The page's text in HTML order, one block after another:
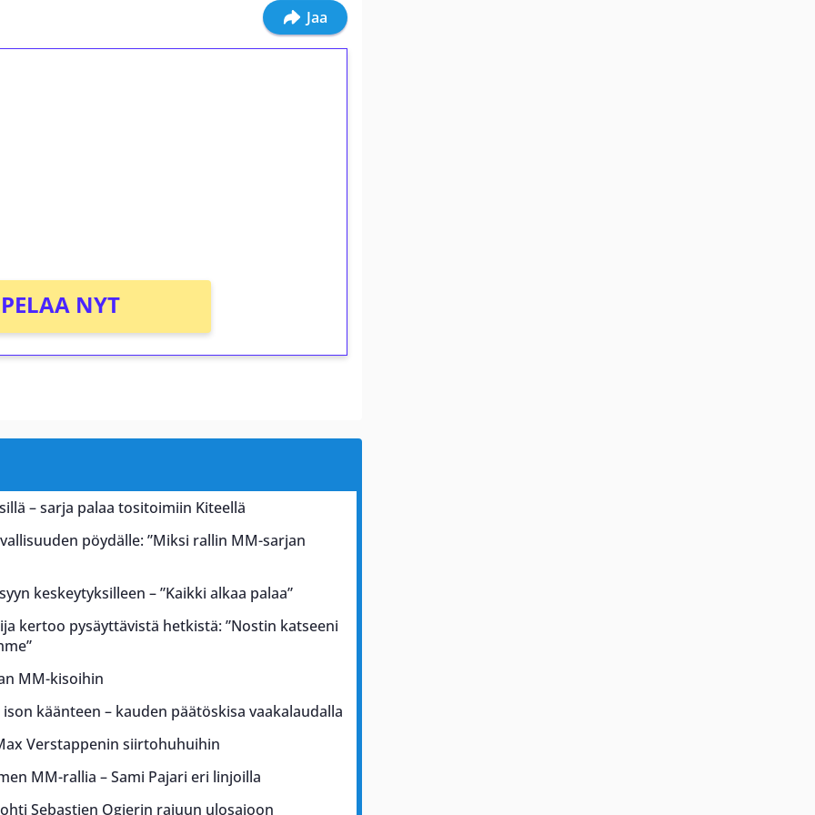
Jaa
PELAA NYT
– sarja palaa tositoimiin Kiteellä
pöydälle: ”Miksi rallin MM-sarjan
keskeytyksilleen – ”Kaikki alkaa palaa”
kertoo pysäyttävistä hetkistä: ”Nostin katseeni
MM-kisoihin
käänteen – kauden päätöskisa vaakalaudalla
Verstappenin siirtohuhuihin
MM-rallia – Sami Pajari eri linjoilla
Sebastien Ogierin rajuun ulosajoon